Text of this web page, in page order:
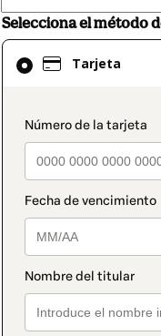
Selecciona el método
Tarjeta
El
método
seleccionado
Tarjeta